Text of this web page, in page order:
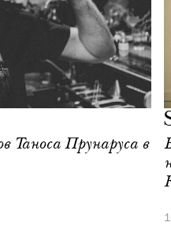
Таноса Прунаруса в